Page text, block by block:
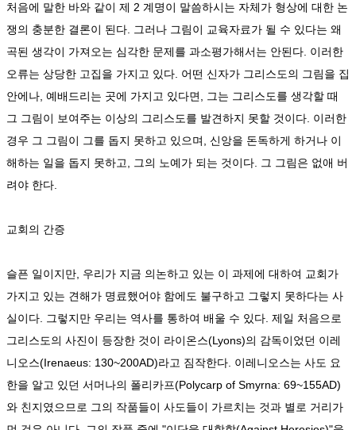
처음에 말한 바와 같이 제 2 계명이 말씀하시는 자체가 형상에 대한 논
쟁의 충분한 결론이 된다. 그러나 그림이 교육자료가 될 수 있다는 왜
곡된 생각이 가져오는 심각한 문제를 과소평가해서는 안된다. 이러한
오류는 상당한 고집을 가지고 있다. 어떤 신자가 그리스도의 그림을 집
안에나, 예배드리는 곳에 가지고 있다면, 그는 그리스도를 생각할 때
그 그림이 보여주는 이상의 그리스도를 발견하지 못할 것이다. 이러한
경우 그 그림이 그를 돕지 못하고 있으며, 신앙을 돈독하게 하거나 이
해하는 일을 돕지 못하고, 그의 노예가 되는 것이다. 그 그림은 없애 버
려야 한다.
교회의 간증
슬픈 일이지만, 우리가 지금 의논하고 있는 이 과제에 대하여 교회가
가지고 있는 견해가 명료했어야 함에도 불구하고 그렇지 못하다는 사
실이다. 그렇지만 우리는 역사를 통하여 배울 수 있다. 제일 처음으로
그리스도의 사진이 등장한 것이 라이온스(Lyons)의 감독이었던 이레
니오스(Irenaeus: 130~200AD)라고 짐작한다. 이레니오스는 사도 요
한을 알고 있던 서머나의 폴리카프(Polycarp of Smyrna: 69~155AD)
와 친지였으므로 그의 작품들이 사도들이 가르치는 것과 별로 거리가